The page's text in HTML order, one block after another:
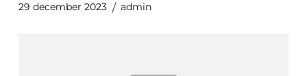
29 december 2023 admin